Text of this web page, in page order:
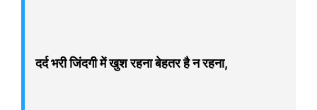
दर्द भरी जिंदगी में खुश रहना बेहतर है न रहना,